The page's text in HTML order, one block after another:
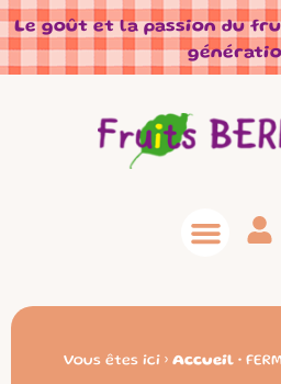
Le goût et la passion du
Vous êtes ici › Accueil •
Panneau de gestion des cookies